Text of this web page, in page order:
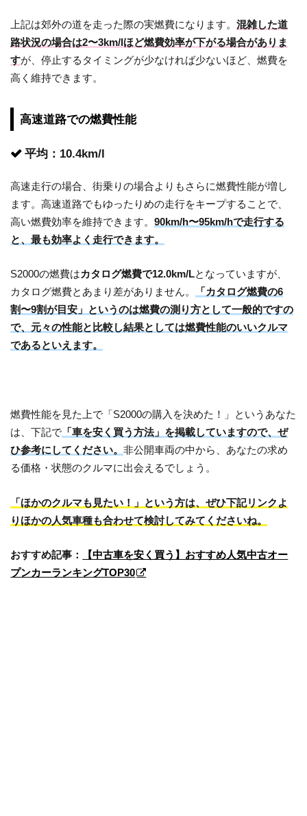
上記は郊外の道を走った際の実燃費になります。混雑した道
路状況の場合は2〜3km/lほど燃費効率が下がる場合がありま
すが、停止するタイミングが少なければ少ないほど、燃費を
高く維持できます。
高速道路での燃費性能
平均：10.4km/l
高速走行の場合、街乗りの場合よりもさらに燃費性能が増し
ます。高速道路でもゆったりめの走行をキープすることで、
高い燃費効率を維持できます。90km/h〜95km/hで走行する
と、最も効率よく走行できます。
S2000の燃費はカタログ燃費で12.0km/Lとなっていますが、
カタログ燃費とあまり差がありません。
「カタログ燃費の6
割〜9割が目安」というのは燃費の測り方として一般的ですの
で、元々の性能と比較し結果としては燃費性能のいいクルマ
であるといえます。
燃費性能を見た上で「S2000の購入を決めた！」というあなた
は、下記で 「車を安く買う方法」を掲載していますので、ぜ
ひ参考にしてください。非公開車両の中から、あなたの求め
る価格・状態のクルマに出会えるでしょう。
「ほかのクルマも見たい！」という方は、ぜひ下記リンクよ
りほかの人気車種も合わせて検討してみてくださいね。
おすすめ記事 ：
【中古車を安く買う】おすすめ人気中古オー
プンカーランキングTOP30